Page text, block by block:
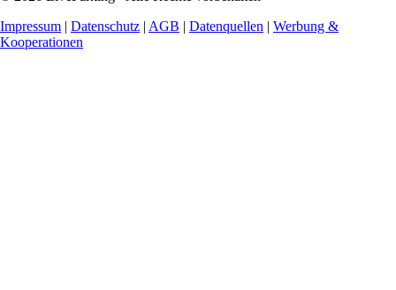
Impressum | Datenschutz | AGB | Datenquellen | Werbung &
Kooperationen